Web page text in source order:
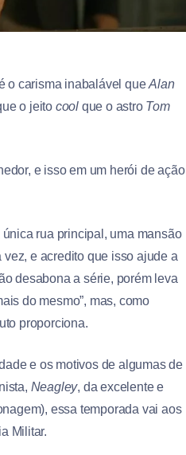
o carisma inabalável queAlan
o jeito cool que o astro Tom
e isso em um herói de ação
rua principal, uma mansão
e acredito que isso ajude a
desabona a série, porém leva
do mesmo”, mas, como
proporciona.
e os motivos de algumas de
Neagley, da excelente e
essa temporada vai aos
Militar.